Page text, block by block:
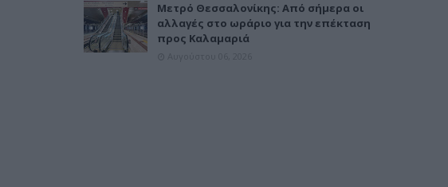
Μετρό Θεσσαλονίκης: Από σήμερα οι
αλλαγές στο ωράριο για την επέκταση
προς Καλαμαριά